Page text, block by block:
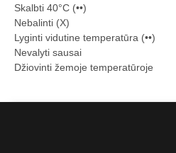
Skalbti 40°C (••)
Nebalinti (X)
Lyginti vidutine temperatūra (••)
Nevalyti sausai
Džiovinti žemoje temperatūroje